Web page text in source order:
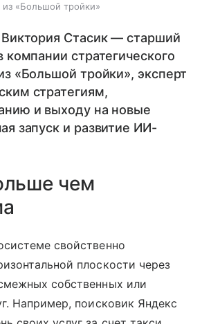
из «Большой тройки»
Стасик — старший
компании стратегического
«Большой тройки», эксперт
стратегиям,
и выходу на новые
запуск и развитие ИИ-
чем
свойственно
плоскости через
собственных или
Например, поисковик Яндекс